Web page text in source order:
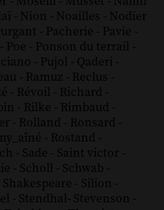
- Nion - Noailles - Nodier
- Pacherie - Pavie -
- Poe - Ponson du terrail -
- Pujol - Qaderi -
- Ramuz - Reclus -
- Révoil - Richard -
- Rilke - Rimbaud -
- Rolland - Ronsard -
- Rostand -
- Sade - Saint victor -
- Scholl - Schwab -
Shakespeare - Silion -
- Stendhal- Stevenson -